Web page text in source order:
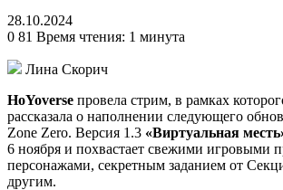
28.10.2024
0 81 Время чтения: 1 минута
Лина Скорич
HoYoverse провела стрим, в рамках
рассказала о наполнении следующего
Zone Zero. Версия 1.3 «Виртуальная
6 ноября и похвастает свежими игровыми
персонажами, секретным заданием от
другим.